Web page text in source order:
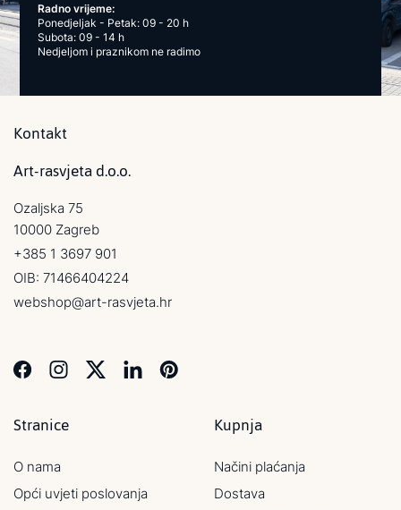
Radno vrijeme:
Ponedjeljak - Petak: 09 - 20 h
Subota: 09 - 14 h
Nedjeljom i praznikom ne radimo
Kontakt
Art-rasvjeta d.o.o.
Ozaljska 75
10000 Zagreb
+385 1 3697 901
OIB: 71466404224
webshop@art-rasvjeta.hr
Stranice
O nama
Opći uvjeti poslovanja
Kupnja
Načini plaćanja
Dostava